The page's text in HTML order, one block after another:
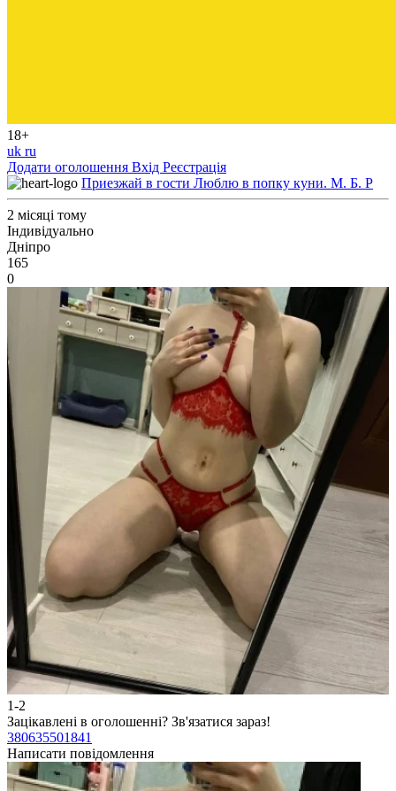
18+
uk ru
Додати оголошення Вхід Реєстрація
Приезжай в гости Люблю в попку куни. М. Б. Р
2 місяці тому
Індивідуально
Дніпро
165
0
1-2
Зацікавлені в оголошенні? Зв'язатися зараз!
380635501841
Написати повідомлення